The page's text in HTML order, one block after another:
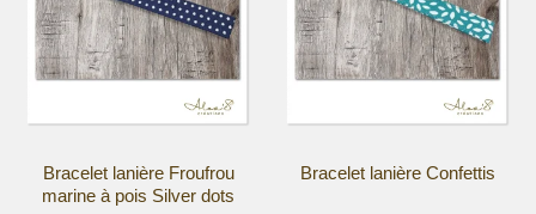
Bracelet lanière Froufrou
marine à pois Silver dots
Bracelet lanière Confettis